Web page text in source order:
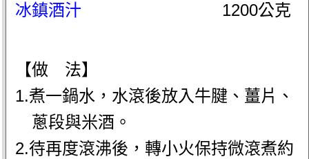
冰鎮酒汁
1200公克
【做 法】
1.煮一鍋水，水滾後放入牛腱、薑片、
蔥段與米酒。
2.待再度滾沸後，轉小火保持微滾煮約